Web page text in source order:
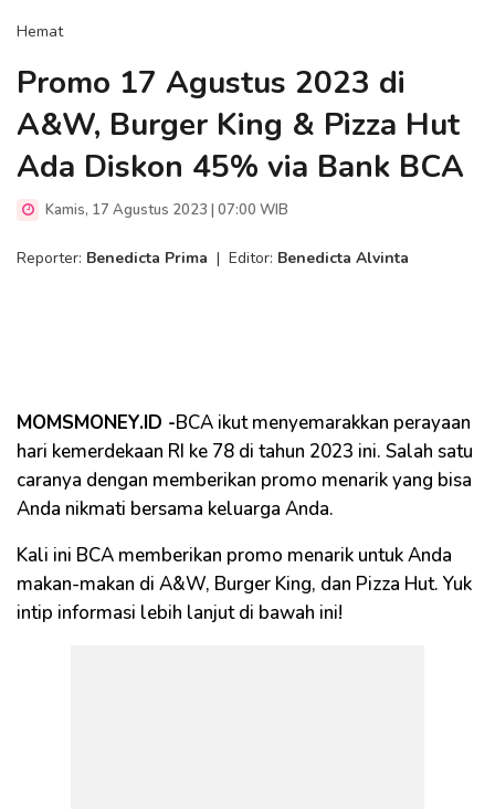
Hemat
Promo 17 Agustus 2023 di
A&W, Burger King & Pizza Hut
Ada Diskon 45% via Bank BCA
Kamis, 17 Agustus 2023 | 07:00 WIB
Reporter: Benedicta Prima | Editor: Benedicta Alvinta
MOMSMONEY.ID -BCA ikut menyemarakkan perayaan
hari kemerdekaan RI ke 78 di tahun 2023 ini. Salah satu
caranya dengan memberikan promo menarik yang bisa
Anda nikmati bersama keluarga Anda.
Kali ini BCA memberikan promo menarik untuk Anda
makan-makan di A&W, Burger King, dan Pizza Hut. Yuk
intip informasi lebih lanjut di bawah ini!